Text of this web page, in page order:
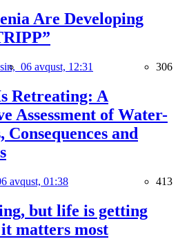
Are Developing
06 avqust, 12:31 306
Retreating: A
Assessment of Water-
Consequences and
avqust, 01:38 413
but life is getting
matters most